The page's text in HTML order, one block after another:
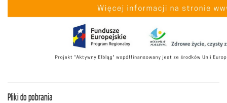
Pliki do pobrania